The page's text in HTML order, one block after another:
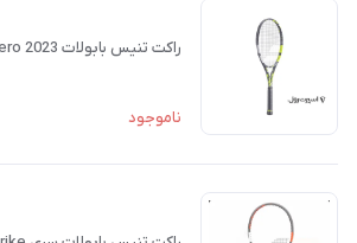
راکت تنیس بابولات Pure Aero 2023
ناموجود